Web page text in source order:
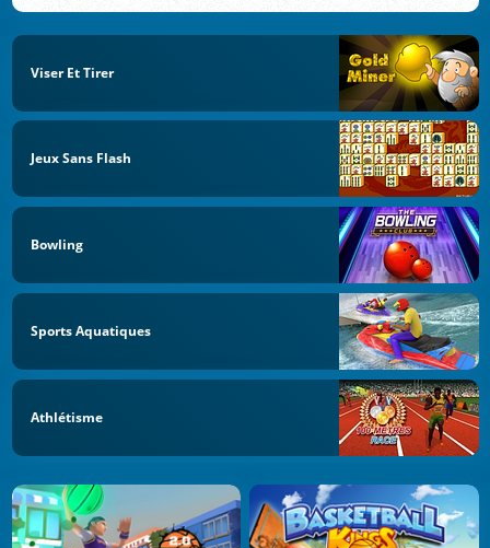
Viser Et Tirer
Jeux Sans Flash
Bowling
Sports Aquatiques
Athlétisme